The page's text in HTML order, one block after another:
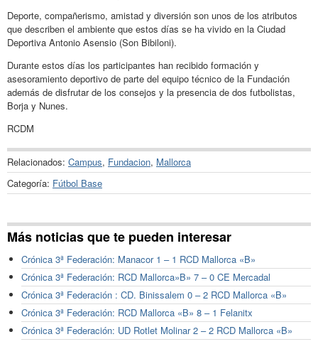
Deporte, compañerismo, amistad y diversión son unos de los atributos
que describen el ambiente que estos días se ha vivido en la Ciudad
Deportiva Antonio Asensio (Son Bibiloni).
Durante estos días los participantes han recibido formación y
asesoramiento deportivo de parte del equipo técnico de la Fundación
además de disfrutar de los consejos y la presencia de dos futbolistas,
Borja y Nunes.
RCDM
Relacionados: Campus, Fundacion, Mallorca
Categoría: Fútbol Base
Más noticias que te pueden interesar
Crónica 3ª Federación: Manacor 1 – 1 RCD Mallorca «B»
Crónica 3ª Federación: RCD Mallorca»B» 7 – 0 CE Mercadal
Crónica 3ª Federación : CD. Binissalem 0 – 2 RCD Mallorca «B»
Crónica 3ª Federación: RCD Mallorca «B» 8 – 1 Felanitx
Crónica 3ª Federación: UD Rotlet Molinar 2 – 2 RCD Mallorca «B»